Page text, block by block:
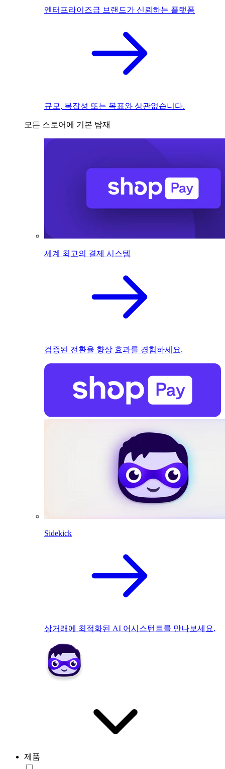
엔터프라이즈급 브랜드가 신뢰하는 플랫폼
규모, 복잡성 또는 목표와 상관없습니다.
모든 스토어에 기본 탑재
세계 최고의 결제 시스템
검증된 전환율 향상 효과를 경험하세요.
Sidekick
상거래에 최적화된 AI 어시스턴트를 만나보세요.
제품